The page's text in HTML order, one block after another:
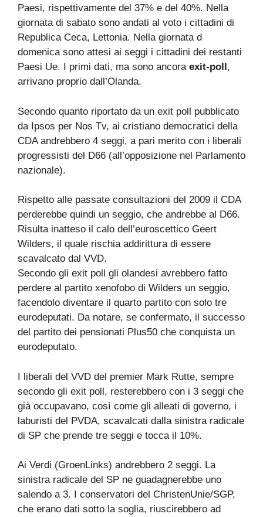
Paesi, rispettivamente del 37% e del 40%. Nella
giornata di sabato sono andati al voto i cittadini di
Republica Ceca, Lettonia. Nella giornata d
domenica sono attesi ai seggi i cittadini dei restanti
Paesi Ue. I primi dati, ma sono ancora exit-poll ,
arrivano proprio dall’Olanda.
Secondo quanto riportato da un exit poll pubblicato
da Ipsos per Nos Tv, ai cristiano democratici della
CDA andrebbero 4 seggi, a pari merito con i liberali
progressisti del D66 (all’opposizione nel Parlamento
nazionale).
Rispetto alle passate consultazioni del 2009 il CDA
perderebbe quindi un seggio, che andrebbe al D66.
Risulta inatteso il calo dell’euroscettico Geert
Wilders, il quale rischia addirittura di essere
scavalcato dal VVD.
Secondo gli exit poll gli olandesi avrebbero fatto
perdere al partito xenofobo di Wilders un seggio,
facendolo diventare il quarto partito con solo tre
eurodeputati. Da notare, se confermato, il successo
del partito dei pensionati Plus50 che conquista un
eurodeputato.
I liberali del VVD del premier Mark Rutte, sempre
secondo gli exit poll, resterebbero con i 3 seggi che
già occupavano, così come gli alleati di governo, i
laburisti del PVDA, scavalcati dalla sinistra radicale
di SP che prende tre seggi e tocca il 10%.
Ai Verdi (GroenLinks) andrebbero 2 seggi. La
sinistra radicale del SP ne guadagnerebbe uno
salendo a 3. I conservatori del ChristenUnie/SGP,
che erano dati sotto la soglia, riuscirebbero ad